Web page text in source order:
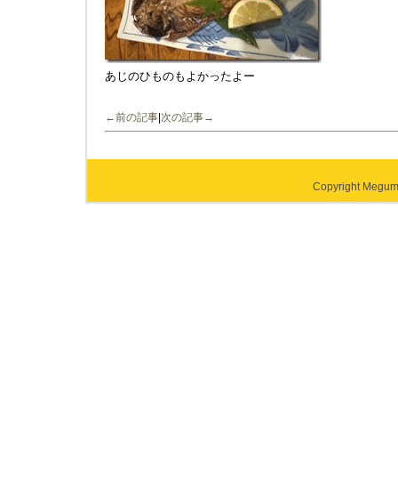
あじのひものもよかったよー
←前の記事 次の記事→
Copyright